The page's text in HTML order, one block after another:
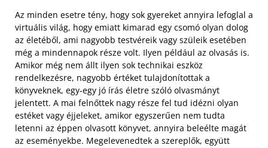
Az minden esetre tény, hogy sok gyereket annyira lefoglal a
virtuális világ, hogy emiatt kimarad egy csomó olyan dolog
az életéből, ami nagyobb testvéreik vagy szüleik esetében
még a mindennapok része volt. Ilyen például az olvasás is.
Amikor még nem állt ilyen sok technikai eszköz
rendelkezésre, nagyobb értéket tulajdonítottak a
könyveknek, egy-egy jó írás életre szóló olvasmányt
jelentett. A mai felnőttek nagy része fel tud idézni olyan
estéket vagy éjjeleket, amikor egyszerűen nem tudta
letenni az éppen olvasott könyvet, annyira beleélte magát
az eseményekbe. Megelevenedtek a szereplők, együtt